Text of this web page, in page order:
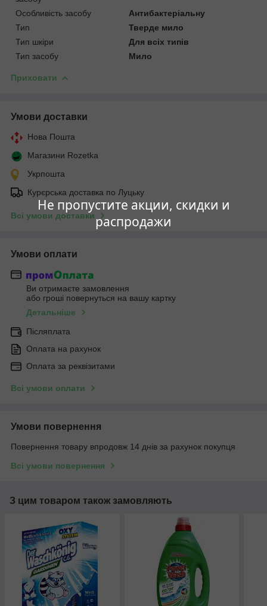
Не пропустите акции, скидки и
распродажи
Особливість засобу
Антибактеріальну
Тип
Тверде мило
Тип шкіри
Для всіх типів
Тип засобу
Мило
Приховати
Умови доставки
Нова Пошта
Магазини Rozetka
Укрпошта
Курєрська доставка по Луцьку
Всі умови доставки
Умови оплати
Ви отримаєте замовлення
або гроші повернуться на вашу картку
Детальніше
Післяплата
Оплата на рахунок
Оплата за реквізитами
Всі умови оплати
Умови повернення
Повернення товару впродовж 14 днів за рахунок покупця
Всі умови повернення
З цим товаром також замовляють